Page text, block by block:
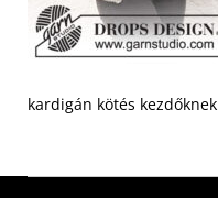
kardigán kötés kezdőknek